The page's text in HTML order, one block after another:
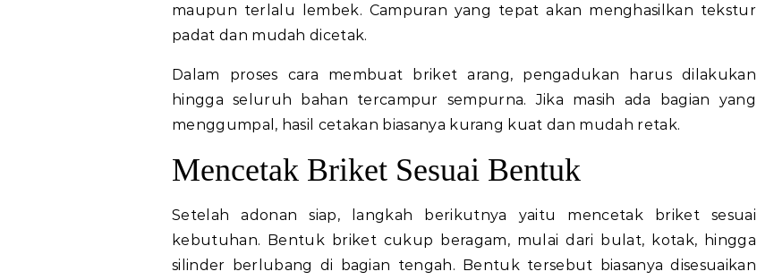
maupun terlalu lembek. Campuran yang tepat akan menghasilkan tekstur
padat dan mudah dicetak.
Dalam proses cara membuat briket arang, pengadukan harus dilakukan
hingga seluruh bahan tercampur sempurna. Jika masih ada bagian yang
menggumpal, hasil cetakan biasanya kurang kuat dan mudah retak.
Mencetak Briket Sesuai Bentuk
Setelah adonan siap, langkah berikutnya yaitu mencetak briket sesuai
kebutuhan. Bentuk briket cukup beragam, mulai dari bulat, kotak, hingga
silinder berlubang di bagian tengah. Bentuk tersebut biasanya disesuaikan